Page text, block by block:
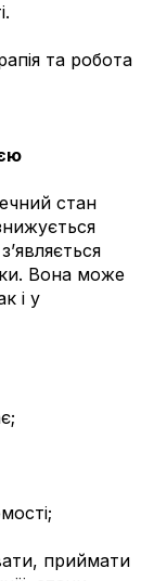
та робота
стан
Вона може
і у
приймати